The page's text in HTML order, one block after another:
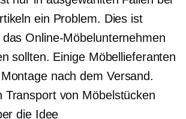
ein Problem. Dies ist
Online-Möbelunternehmen
sollten. Einige Möbellieferanten
nach dem Versand.
Transport von Möbelstücken
die Idee